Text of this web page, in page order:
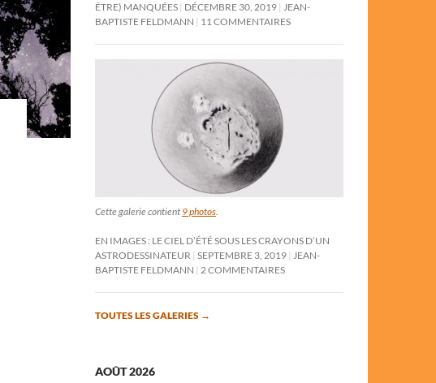
ÊTRE) MANQUÉES DÉCEMBRE 30, 2019 JEAN-
BAPTISTE FELDMANN
11 COMMENTAIRES
Cette galerie contient 9 photos
EN IMAGES : LE CIEL D’ÉTÉ SOUS LES CRAYONS D’UN
ASTRODESSINATEUR SEPTEMBRE 3, 2019
JEAN-
BAPTISTE FELDMANN
2 COMMENTAIRES
TOUTES LES GALERIES →
AOÛT 2026